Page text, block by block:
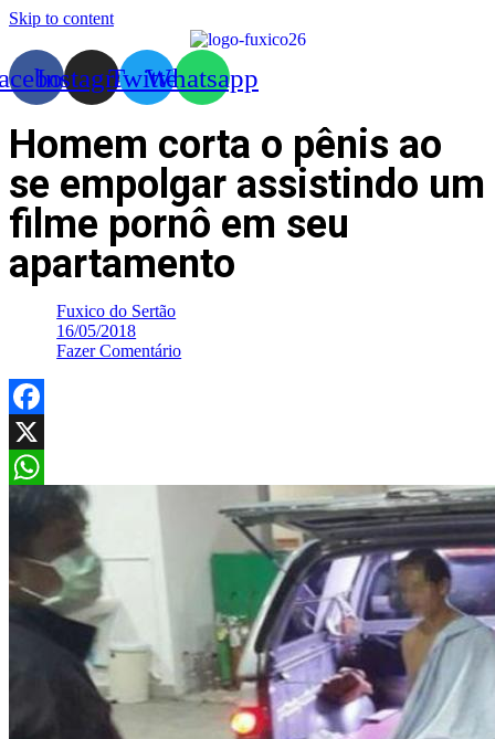
Skip to content
InstagramTwitterWhatsapp
Homem corta o pênis ao
se empolgar assistindo um
filme pornô em seu
apartamento
Fuxico do Sertão
16/05/2018
Fazer Comentário
Facebook
X
WhatsApp